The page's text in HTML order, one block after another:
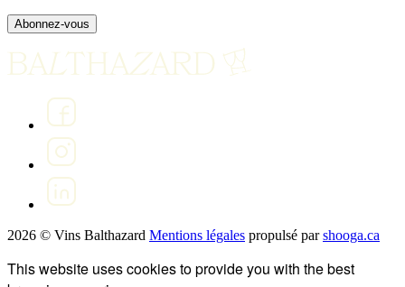
Abonnez-vous
2026 © Vins Balthazard Mentions légales propulsé parshooga.ca
This website uses cookies to provide you with the best